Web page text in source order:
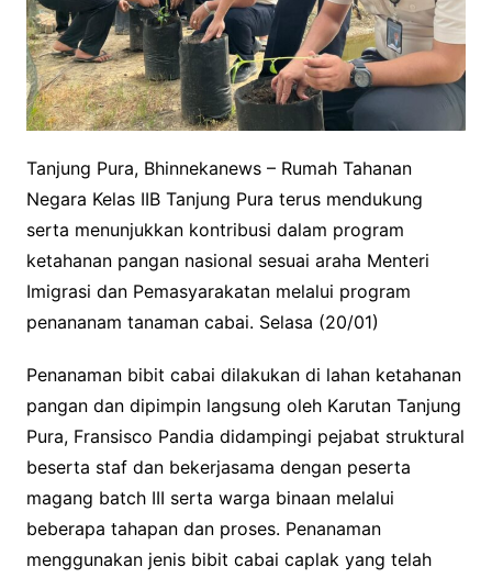
Tanjung Pura, Bhinnekanews – Rumah Tahanan
Negara Kelas IIB Tanjung Pura terus mendukung
serta menunjukkan kontribusi dalam program
ketahanan pangan nasional sesuai araha Menteri
Imigrasi dan Pemasyarakatan melalui program
penananam tanaman cabai. Selasa (20/01)
Penanaman bibit cabai dilakukan di lahan ketahanan
pangan dan dipimpin langsung oleh Karutan Tanjung
Pura, Fransisco Pandia didampingi pejabat struktural
beserta staf dan bekerjasama dengan peserta
magang batch III serta warga binaan melalui
beberapa tahapan dan proses. Penanaman
menggunakan jenis bibit cabai caplak yang telah